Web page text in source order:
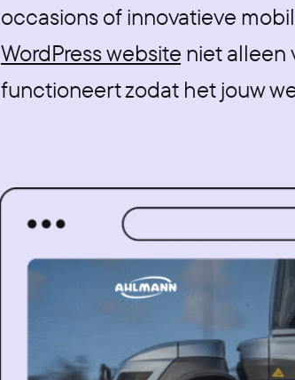
occasions of innovatieve
WordPress website niet alleen
functioneert zodat het jouw